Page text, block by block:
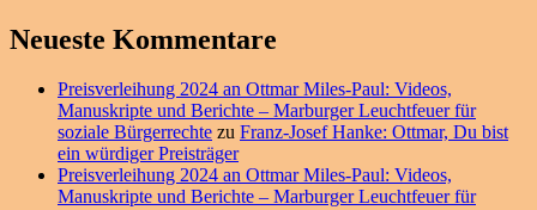
Neueste Kommentare
Preisverleihung 2024 an Ottmar Miles-Paul: Videos,
Manuskripte und Berichte – Marburger Leuchtfeuer für
soziale Bürgerrechte zu Franz-Josef Hanke: Ottmar, Du bist
ein würdiger Preisträger
Preisverleihung 2024 an Ottmar Miles-Paul: Videos,
Manuskripte und Berichte – Marburger Leuchtfeuer für